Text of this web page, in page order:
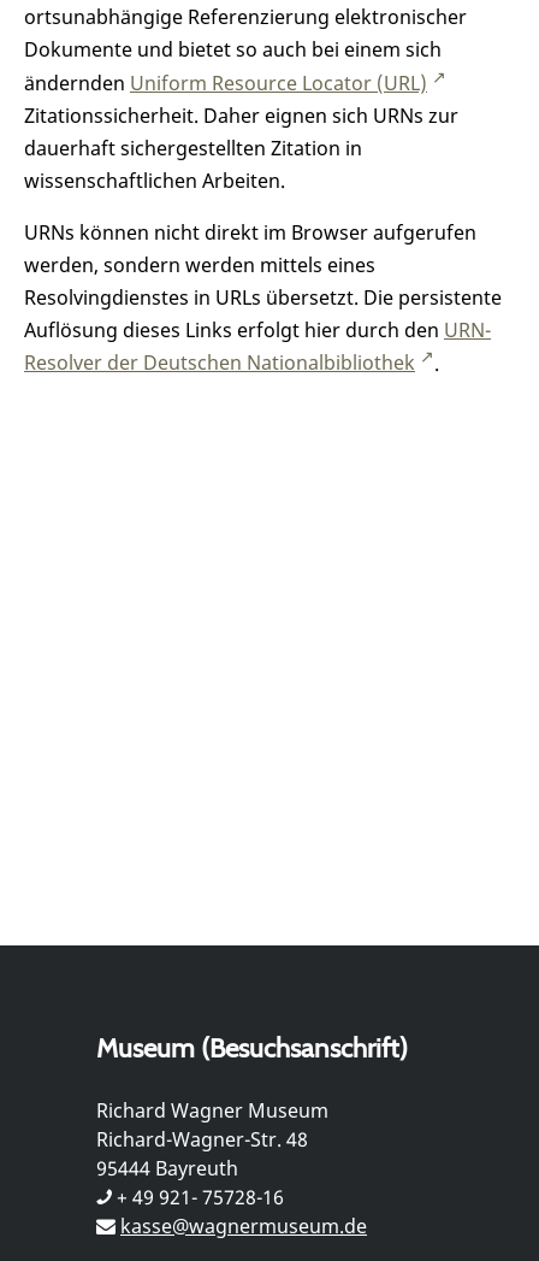
ortsunabhängige Referenzierung elektronischer
Dokumente und bietet so auch bei einem sich
ändernden Uniform Resource Locator (URL)
Zitationssicherheit. Daher eignen sich URNs zur
dauerhaft sichergestellten Zitation in
wissenschaftlichen Arbeiten.
URNs können nicht direkt im Browser aufgerufen
werden, sondern werden mittels eines
Resolvingdienstes in URLs übersetzt. Die persistente
Auflösung dieses Links erfolgt hier durch den URN-
Resolver der Deutschen Nationalbibliothek
.
Museum (Besuchsanschrift)
Richard Wagner Museum
Richard-Wagner-Str. 48
95444 Bayreuth
+ 49 921- 75728-16
kasse@wagnermuseum.de